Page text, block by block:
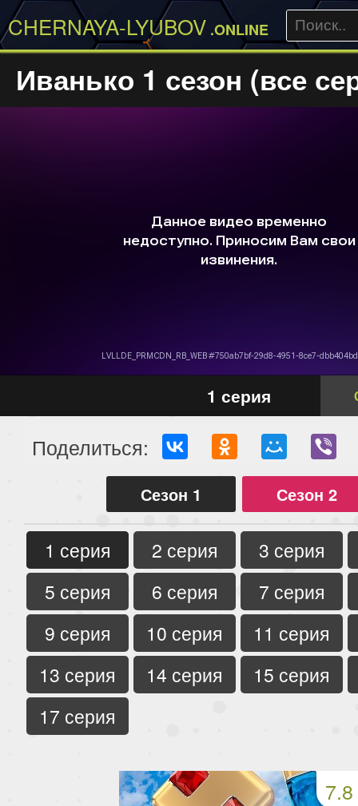
CHERNAYA-LYUBOV .ONLINE
Иванько 1 сезон (все
1 серия
Поделиться:
Сезон 1 Сезон 2
1 серия 2 серия
3 серия
5 серия
6 серия
7 серия
9 серия
10 серия
11 серия
13 серия
14 серия
15 серия
17 серия
7.8